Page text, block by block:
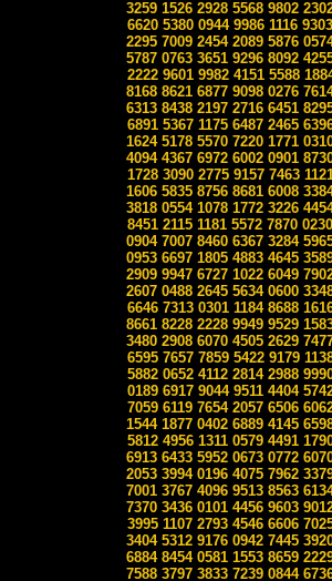
3259 1526 2928 5568 9802
6620 5380 0944 9986 1116
2295 7009 2454 2089 5876
5787 0763 3651 9296 8092
2222 9601 9982 4151 5588
8168 8621 6877 9098 0276
6313 8438 2197 2716 6451
6891 5367 1175 6487 2465
1624 5178 5570 7220 1771
4094 4367 6972 6002 0901
1728 3090 2775 9157 7463
1606 5835 8756 8681 6008
3818 0554 1078 1772 3226
8451 2115 1181 5572 7870
0904 7007 8460 6367 3284
0953 6697 1805 4883 4645
2909 9947 6727 1022 6049
2607 0488 2645 5634 0600
6646 7313 0301 1184 8688
8661 8228 2228 9949 9529
3480 2908 6070 4505 2629
6595 7657 7859 5422 9179
5882 0652 4112 2814 2988
0189 6917 9044 9511 4404
7059 6119 7654 2057 6506
1544 1877 0402 6889 4145
5812 4956 1311 0579 4491
6913 6433 5952 0673 0772
2053 3994 0196 4075 7962
7001 3767 4096 9513 8563
7370 3436 0101 4456 9603
3995 1107 2793 4546 6606
3404 5312 9176 0942 7445
6884 8454 0581 1553 8659
7588 3797 3833 7239 0844